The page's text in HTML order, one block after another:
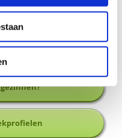
gemeente Oisterwijk,